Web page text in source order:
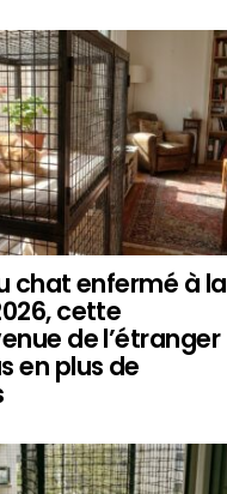
chat enfermé à la
cette
de l’étranger
en plus de